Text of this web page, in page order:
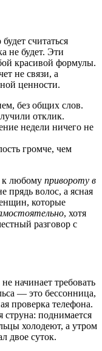
считаться
не будет. Эти
красивой формулы.
не связи, а
ценности.
без общих слов.
отклик.
недели ничего не
громче, чем
к любому привороту в
прядь волос, а ясная
которые
, хотя
разговор с
начинает требовать
— это бессонница,
проверка телефона.
струна: поднимается
холодеют, а утром
двое суток.